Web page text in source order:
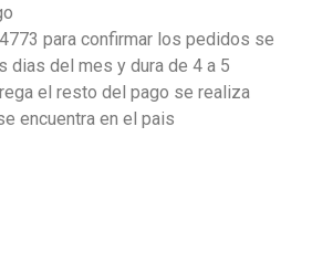
para confirmar los pedidos se
dias del mes y dura de 4 a 5
el resto del pago se realiza
encuentra en el pais